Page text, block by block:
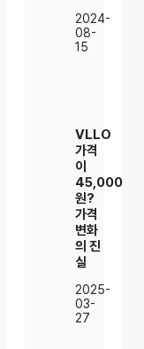
2024-
08-
15
VLLO
가격
이
45,000
원?
가격
변화
의 진
실
2025-
03-
27